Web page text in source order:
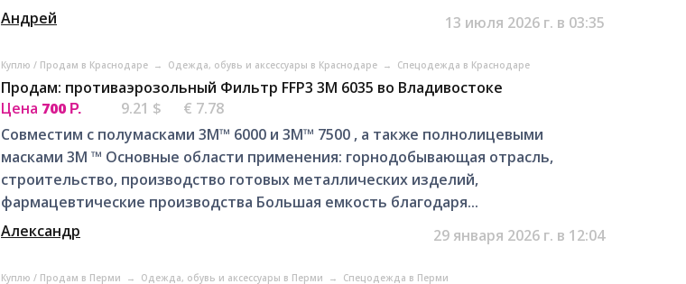
Андрей
13 июля 2026 г. в 03:35
Куплю / Продам в Краснодаре → Одежда, обувь и аксессуары в Краснодаре → Спецодежда в Краснодаре
Продам: противаэрозольный Фильтр FFP3 3M 6035 во Владивостоке
Цена 700 Р. 9.21 $
€ 7.78
Совместим с полумасками 3M™ 6000 и 3M™ 7500 , а также полнолицевыми
масками 3M ™ Основные области применения: горнодобывающая отрасль,
строительство, производство готовых металлических изделий,
фармацевтические производства Большая емкость благодаря...
Александр
29 января 2026 г. в 12:04
Куплю / Продам в Перми → Одежда, обувь и аксессуары в Перми → Спецодежда в Перми